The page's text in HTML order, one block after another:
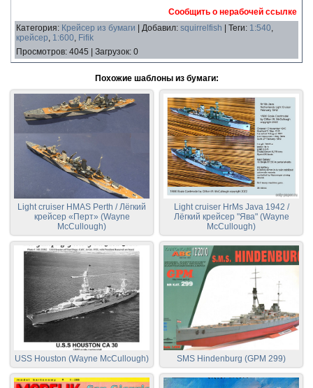
Сообщить о нерабочей ссылке
Категория: Крейсер из бумаги Добавил: squirrelfish Теги: 1:540,
крейсер, 1:600, Fifik
Просмотров: 4045 Загрузок: 0
Похожие шаблоны из бумаги:
Light cruiser HMAS Perth / Лёгкий
крейсер «Перт» (Wayne
McCullough)
Light cruiser HrMs Java 1942 /
Лёгкий крейсер "Ява" (Wayne
McCullough)
USS Houston (Wayne McCullough) SMS Hindenburg (GPM 299)